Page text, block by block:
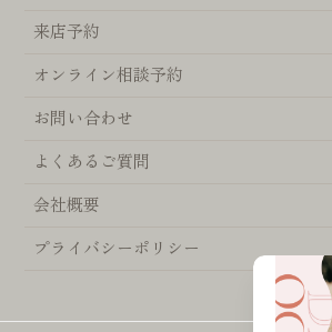
来店予約
オンライン相談予約
お問い合わせ
よくあるご質問
会社概要
プライバシーポリシー